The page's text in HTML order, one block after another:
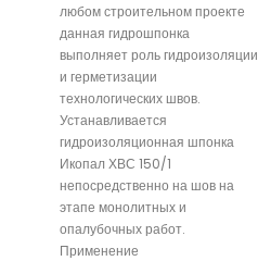
любом строительном проекте
данная гидрошпонка
выполняет роль гидроизоляции
и герметизации
технологических швов.
Устанавливается
гидроизоляционная шпонка
Икопал ХВС 150/1
непосредственно на шов на
этапе монолитных и
опалубочных работ.
Применение